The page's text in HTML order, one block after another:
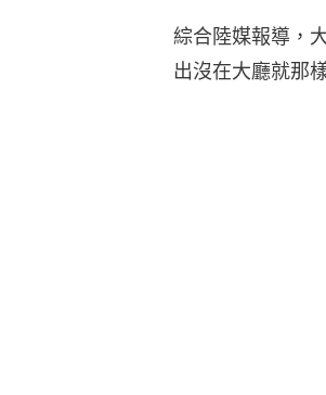
綜合陸媒報導，
出沒在大廳就那